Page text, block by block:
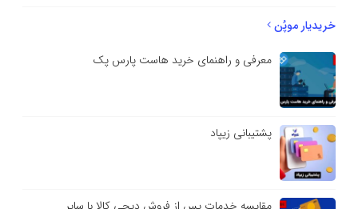
خریدیار موپُن
معرفی و راهنمای خرید هاست پارس پک
پشتیبانی زیپاد
مقایسه خدمات پس از فروش دیجی کالا با سایر